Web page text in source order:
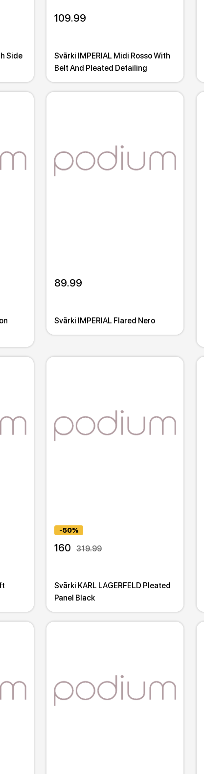
Side
109.99
Svārki IMPERIAL Midi Rosso With
Belt And Pleated Detailing
89.99
Svārki IMPERIAL Flared Nero
-50%
160 319.99
Svārki KARL LAGERFELD Pleated
Panel Black